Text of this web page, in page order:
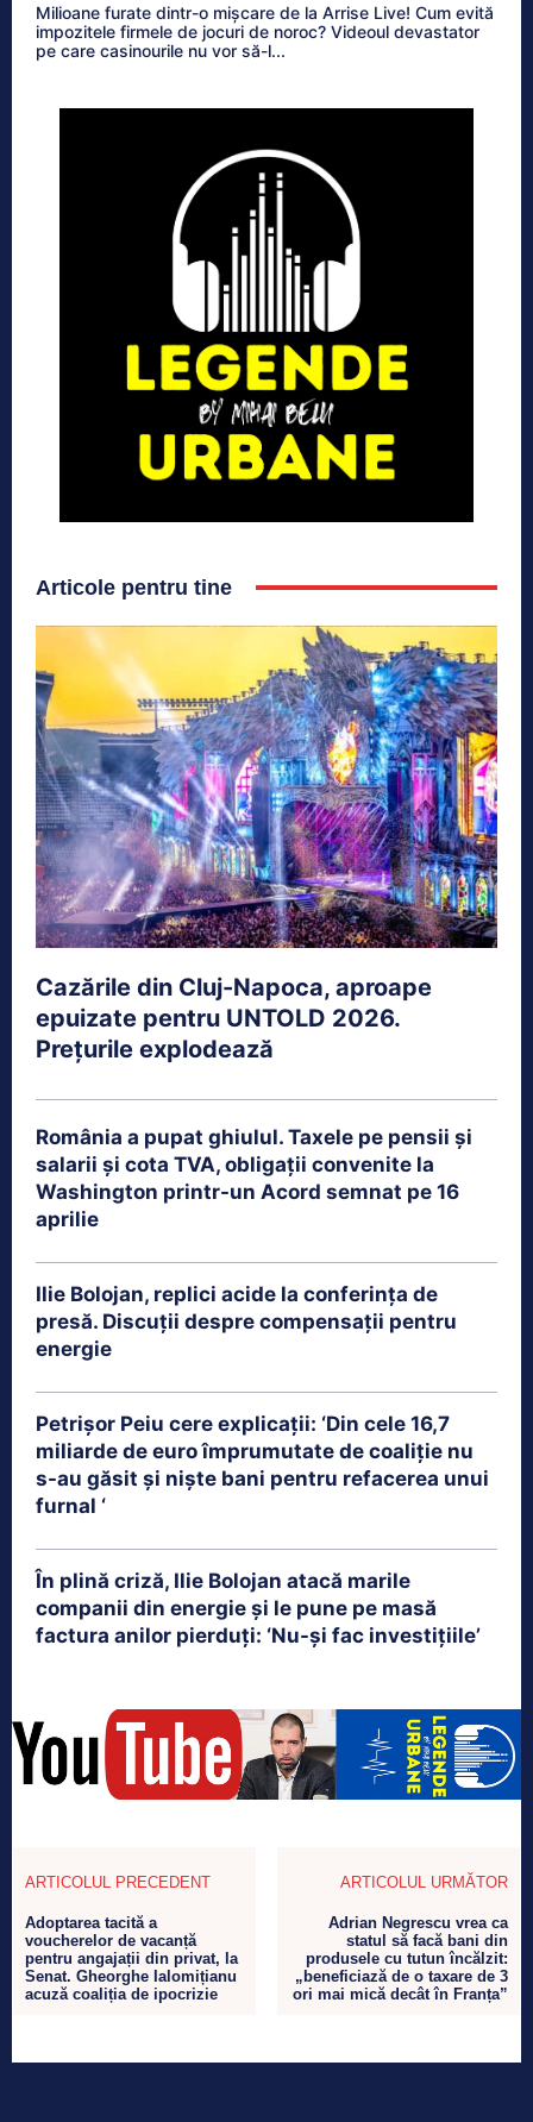
Milioane furate dintr-o mișcare de la Arrise Live! Cum evită
impozitele firmele de jocuri de noroc? Videoul devastator
pe care casinourile nu vor să-l...
Articole pentru tine
Cazările din Cluj-Napoca, aproape
epuizate pentru UNTOLD 2026.
Prețurile explodează
România a pupat ghiulul. Taxele pe pensii și
salarii și cota TVA, obligații convenite la
Washington printr-un Acord semnat pe 16
aprilie
Ilie Bolojan, replici acide la conferința de
presă. Discuții despre compensații pentru
energie
Petrişor Peiu cere explicații: ‘Din cele 16,7
miliarde de euro împrumutate de coaliţie nu
s-au găsit şi nişte bani pentru refacerea unui
furnal ‘
În plină criză, Ilie Bolojan atacă marile
companii din energie și le pune pe masă
factura anilor pierduți: ‘Nu-și fac investițiile’
ARTICOLUL PRECEDENT
Adoptarea tacită a
voucherelor de vacanță
pentru angajații din privat, la
Senat. Gheorghe Ialomițianu
acuză coaliția de ipocrizie
ARTICOLUL URMĂTOR
Adrian Negrescu vrea ca
statul să facă bani din
produsele cu tutun încălzit:
„beneficiază de o taxare de 3
ori mai mică decât în Franța”